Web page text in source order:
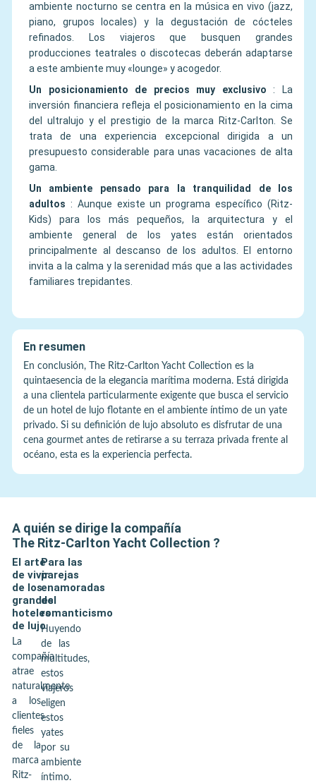
ambiente nocturno se centra en la música en vivo (jazz,
piano, grupos locales) y la degustación de cócteles
refinados. Los viajeros que busquen grandes
producciones teatrales o discotecas deberán adaptarse
a este ambiente muy «lounge» y acogedor.
Un posicionamiento de precios muy exclusivo
:
La
inversión financiera refleja el posicionamiento en la cima
del ultralujo y el prestigio de la marca Ritz-Carlton. Se
trata de una experiencia excepcional dirigida a un
presupuesto considerable para unas vacaciones de alta
gama.
Un ambiente pensado para la tranquilidad de los
adultos : Aunque existe un programa específico (Ritz-
Kids) para los más pequeños, la arquitectura y el
ambiente general de los yates están orientados
principalmente al descanso de los adultos. El entorno
invita a la calma y la serenidad más que a las actividades
familiares trepidantes.
En resumen
En conclusión, The Ritz-Carlton Yacht Collection es la
quintaesencia de la elegancia marítima moderna. Está dirigida
a una clientela particularmente exigente que busca el servicio
de un hotel de lujo flotante en el ambiente íntimo de un yate
privado. Si su definición de lujo absoluto es disfrutar de una
cena gourmet antes de retirarse a su terraza privada frente al
océano, esta es la experiencia perfecta.
A quién se dirige la compañía
The Ritz-Carlton Yacht Collection ?
El arte
de vivir
de los
grandes
hoteles
de lujo
La
compañía
atrae
naturalmente
a los
clientes
fieles
de la
marca
Ritz-
Para las
parejas
enamoradas
del
romanticismo
Huyendo
de las
multitudes,
estos
viajeros
eligen
estos
yates
por su
ambiente
íntimo.